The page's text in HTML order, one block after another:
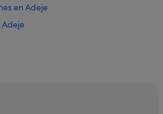
Adeje
Adeje
en Adeje
Adeje